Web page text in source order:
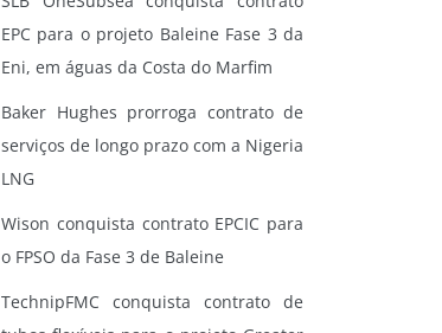
EPC para o projeto Baleine Fase 3 da
Eni, em águas da Costa do Marfim
Baker Hughes prorroga contrato de
serviços de longo prazo com a Nigeria
LNG
Wison conquista contrato EPCIC para
o FPSO da Fase 3 de Baleine
TechnipFMC conquista contrato de